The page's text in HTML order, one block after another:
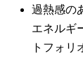
過熱感の
エネルギ
トフォリ